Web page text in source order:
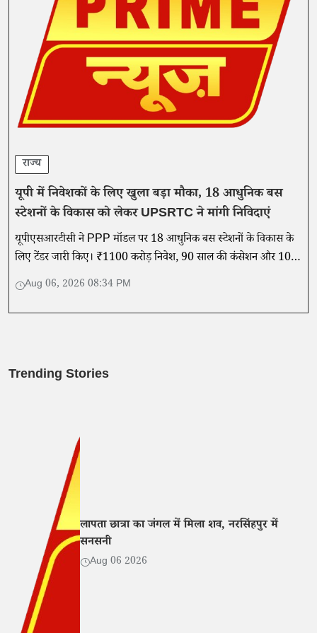
राज्य
यूपी में निवेशकों के लिए खुला बड़ा मौका, 18 आधुनिक बस
स्टेशनों के विकास को लेकर UPSRTC ने मांगी निविदाएं
यूपीएसआरटीसी ने PPP मॉडल पर 18 आधुनिक बस स्टेशनों के विकास के
लिए टेंडर जारी किए। ₹1100 करोड़ निवेश, 90 साल की कंसेशन और 10
अगस्त तक आवेदन का अवसर।
Aug 06, 2026 08:34 PM
Trending Stories
लापता छात्रा का जंगल में मिला शव, नरसिंहपुर में
सनसनी
Aug 06 2026